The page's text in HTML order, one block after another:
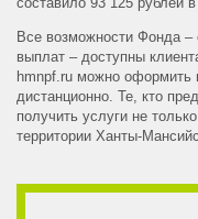
Все возможности Фонда –
выплат – доступны
hmnpf.ru можно оформить
дистанционно. Те, кто
получить услуги не
территории Ханты-